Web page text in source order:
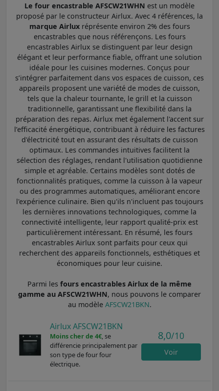
Le four encastrable AFSCW21WHN est un modèle
proposé par le constructeur Airlux. Avec 4 références, la
marque Airluxréprésente environ 2% des fours
encastrables que nous référençons. Les fours
encastrables Airlux se distinguent par leur design
élégant et leur performance fiable, offrant une solution
idéale pour les cuisines modernes. Conçus pour
s’intégrer parfaitement dans vos espaces de cuisson, ces
appareils proposent une variété de modes de cuisson,
tels que la chaleur tournante, le grill et la cuisson
traditionnelle, garantissant une flexibilité dans la
préparation des repas. Airlux met également l'accent sur
l’efficacité énergétique, contribuant à réduire les factures
d'électricité tout en assurant des résultats de cuisson
optimaux. Les commandes intuitives facilitent la
sélection des réglages, rendant l'utilisation quotidienne
simple et agréable. Certains modèles sont dotés de
fonctionnalités pratiques, comme la cuisson à la vapeur
ou des programmes automatiques, améliorant encore
l'expérience culinaire. Bien qu'ils n'incluent pas toujours
les dernières innovations technologiques, comme la
connectivité intelligente, leur rapport qualité-prix est
particulièrement intéressant. En résumé, les fours
encastrables Airlux sont parfaits pour ceux qui
recherchent des appareils fonctionnels, esthétiques et
économiques pour leur cuisine.
Parmi les fours encastrables Airlux de la même
gamme au AFSCW21WHN, nous pouvons le comparer
au modèle AFSCW21BKN.
Airlux AFSCW21BKN
Moins cher de 4€, se
différencie principalement par
son type de four four
électrique.
8,0/10
Voir